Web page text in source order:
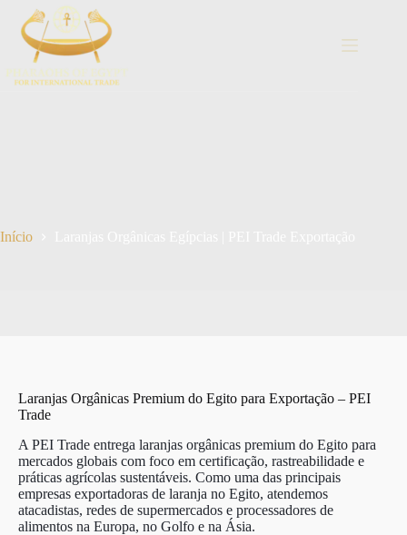
para
conteúdo
Início
Laranjas Orgânicas Premium do Egito para Exportação – PEI
Trade
A PEI Trade entrega laranjas orgânicas premium do Egito para
mercados globais com foco em certificação, rastreabilidade e
práticas agrícolas sustentáveis. Como uma das principais
empresas exportadoras de laranja no Egito, atendemos
atacadistas, redes de supermercados e processadores de
alimentos na Europa, no Golfo e na Ásia.